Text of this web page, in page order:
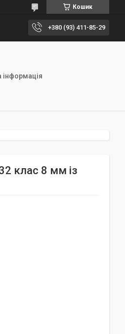
Кошик
+380 (93) 411-85-29
інформація
клас 8 мм із